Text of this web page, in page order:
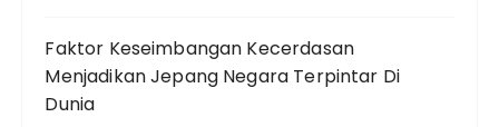
Faktor Keseimbangan Kecerdasan
Menjadikan Jepang Negara Terpintar Di
Dunia